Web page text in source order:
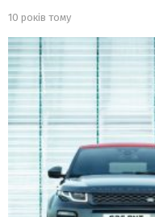
10 років тому